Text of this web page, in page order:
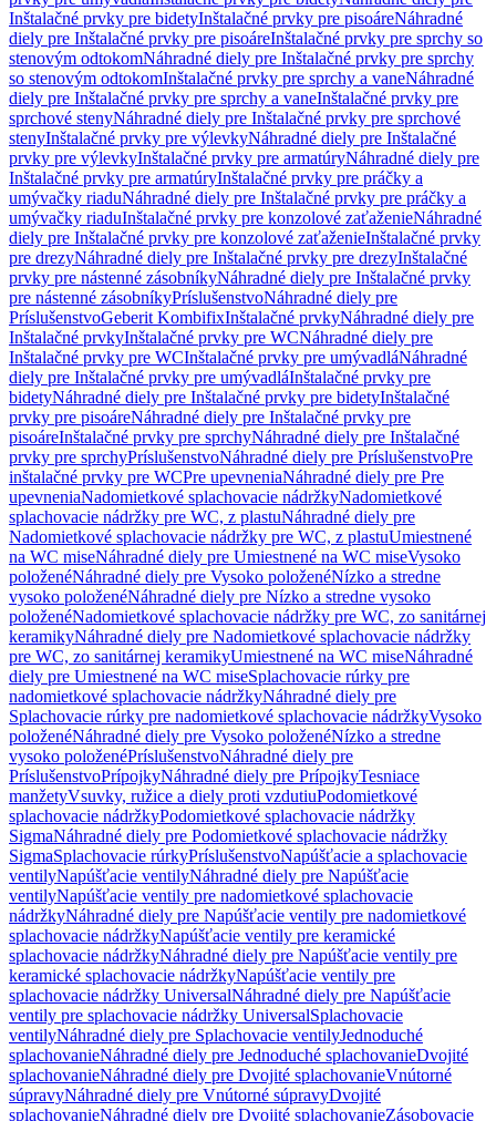
Inštalačné prvky pre bidetyInštalačné prvky pre pisoáreNáhradné
diely pre Inštalačné prvky pre pisoáreInštalačné prvky pre sprchy so
stenovým odtokomNáhradné diely pre Inštalačné prvky pre sprchy
so stenovým odtokomInštalačné prvky pre sprchy a vaneNáhradné
diely pre Inštalačné prvky pre sprchy a vaneInštalačné prvky pre
sprchové stenyNáhradné diely pre Inštalačné prvky pre sprchové
stenyInštalačné prvky pre výlevkyNáhradné diely pre Inštalačné
prvky pre výlevkyInštalačné prvky pre armatúryNáhradné diely pre
Inštalačné prvky pre armatúryInštalačné prvky pre práčky a
umývačky riaduNáhradné diely pre Inštalačné prvky pre práčky a
umývačky riaduInštalačné prvky pre konzolové zaťaženieNáhradné
diely pre Inštalačné prvky pre konzolové zaťaženieInštalačné prvky
pre drezyNáhradné diely pre Inštalačné prvky pre drezyInštalačné
prvky pre nástenné zásobníkyNáhradné diely pre Inštalačné prvky
pre nástenné zásobníkyPríslušenstvoNáhradné diely pre
PríslušenstvoGeberit KombifixInštalačné prvkyNáhradné diely pre
Inštalačné prvkyInštalačné prvky pre WCNáhradné diely pre
Inštalačné prvky pre WCInštalačné prvky pre umývadláNáhradné
diely pre Inštalačné prvky pre umývadláInštalačné prvky pre
bidetyNáhradné diely pre Inštalačné prvky pre bidetyInštalačné
prvky pre pisoáreNáhradné diely pre Inštalačné prvky pre
pisoáreInštalačné prvky pre sprchyNáhradné diely pre Inštalačné
prvky pre sprchyPríslušenstvoNáhradné diely pre PríslušenstvoPre
inštalačné prvky pre WCPre upevneniaNáhradné diely pre Pre
upevneniaNadomietkové splachovacie nádržkyNadomietkové
splachovacie nádržky pre WC, z plastuNáhradné diely pre
Nadomietkové splachovacie nádržky pre WC, z plastuUmiestnené
na WC miseNáhradné diely pre Umiestnené na WC miseVysoko
položenéNáhradné diely pre Vysoko položenéNízko a stredne
vysoko položenéNáhradné diely pre Nízko a stredne vysoko
položenéNadomietkové splachovacie nádržky pre WC, zo sanitárnej
keramikyNáhradné diely pre Nadomietkové splachovacie nádržky
pre WC, zo sanitárnej keramikyUmiestnené na WC miseNáhradné
diely pre Umiestnené na WC miseSplachovacie rúrky pre
nadomietkové splachovacie nádržkyNáhradné diely pre
Splachovacie rúrky pre nadomietkové splachovacie nádržkyVysoko
položenéNáhradné diely pre Vysoko položenéNízko a stredne
vysoko položenéPríslušenstvoNáhradné diely pre
PríslušenstvoPrípojkyNáhradné diely pre PrípojkyTesniace
manžetyVsuvky, ružice a diely proti vzdutiuPodomietkové
splachovacie nádržkyPodomietkové splachovacie nádržky
SigmaNáhradné diely pre Podomietkové splachovacie nádržky
SigmaSplachovacie rúrkyPríslušenstvoNapúšťacie a splachovacie
ventilyNapúšťacie ventilyNáhradné diely pre Napúšťacie
ventilyNapúšťacie ventily pre nadomietkové splachovacie
nádržkyNáhradné diely pre Napúšťacie ventily pre nadomietkové
splachovacie nádržkyNapúšťacie ventily pre keramické
splachovacie nádržkyNáhradné diely pre Napúšťacie ventily pre
keramické splachovacie nádržkyNapúšťacie ventily pre
splachovacie nádržky UniversalNáhradné diely pre Napúšťacie
ventily pre splachovacie nádržky UniversalSplachovacie
ventilyNáhradné diely pre Splachovacie ventilyJednoduché
splachovanieNáhradné diely pre Jednoduché splachovanieDvojité
splachovanieNáhradné diely pre Dvojité splachovanieVnútorné
súpravyNáhradné diely pre Vnútorné súpravyDvojité
splachovanieNáhradné diely pre Dvojité splachovanieZásobovacie